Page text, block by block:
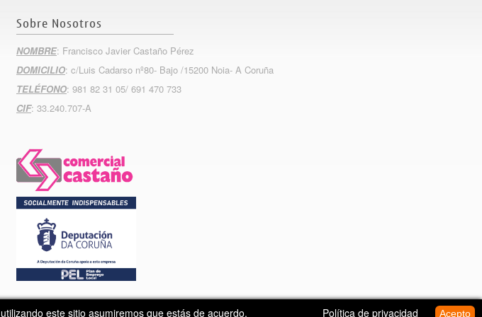
Sobre Nosotros
NOMBRE: Francisco Javier Castaño Pérez
DOMICILIO: c/Luis Cadarso nº80- Bajo /15200 Noia- A Coruña
TELÉFONO: 981 82 31 05/ 691 470 733
CIF: 33.240.707-A
InfoNova este sitio asumiremos que estás de acuerdo. Política de privacidad Acepto